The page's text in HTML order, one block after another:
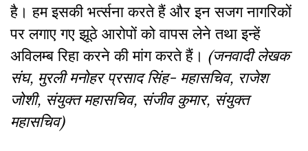
है। हम इसकी भर्त्सना करते हैं और इन सजग नागरिकों
पर लगाए गए झूठे आरोपों को वापस लेने तथा इन्हें
अविलम्ब रिहा करने की मांग करते हैं। (जनवादी लेखक
संघ, मुरली मनोहर प्रसाद सिंह- महासचिव, राजेश
जोशी, संयुक्त महासचिव, संजीव कुमार, संयुक्त
महासचिव)